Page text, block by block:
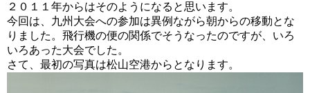
２０１１年からはそのようになると思います。
今回は、九州大会への参加は異例ながら朝からの移動とな
りました。飛行機の便の関係でそうなったのですが、いろ
いろあった大会でした。
さて、最初の写真は松山空港からとなります。